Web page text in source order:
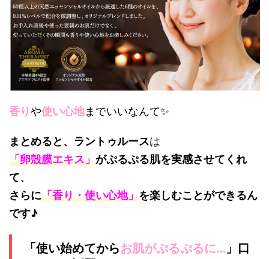
香りや使い心地までいいなんて✨
まとめると、ラントゥルースは
「卵殻膜エキス」がぷるぷる肌を実感させてくれ
て、
さらに「香り・使い心地」を楽しむことができるん
です♪
「使い始めてからお肌がぷるぷるに… 」 口